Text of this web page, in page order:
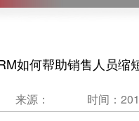
如何帮助销售人员缩
来源： 时间：